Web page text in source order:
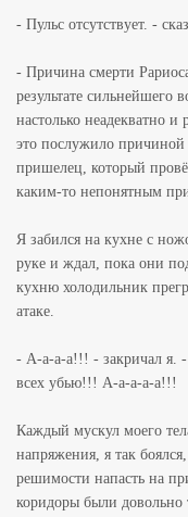
- Пульс отсутствует. -
- Причина смерти
результате сильнейшего
настолько неадекватно и
это послужило причиной
пришелец, который
каким-то непонятным
Я забился на кухне с
руке и ждал, пока они
кухню холодильник
атаке.
- А-а-а-а!!! - закричал я.
всех убью!!! А-а-а-а-а!!!
Каждый мускул моего
напряжения, я так
решимости напасть на
коридоры были довольно